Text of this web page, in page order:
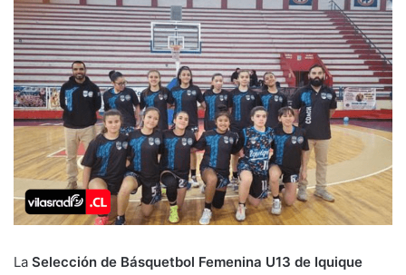
La Selección de Básquetbol Femenina U13 de Iquique